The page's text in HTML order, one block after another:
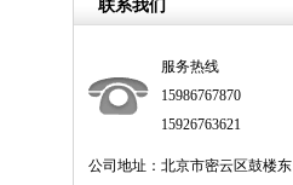
联系我们
服务热线
15986767870
15926763621
公司地址：北京市密云区鼓楼东